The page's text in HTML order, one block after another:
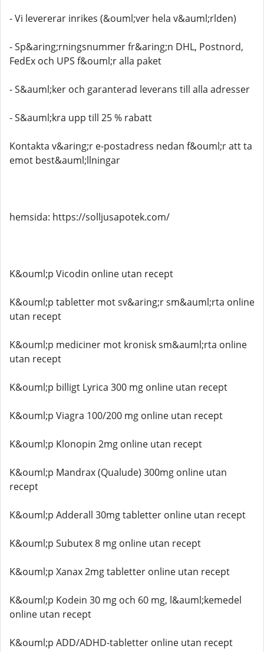
- Vi levererar inrikes (&ouml;ver hela v&auml;rlden)
- Sp&aring;rningsnummer fr&aring;n DHL, Postnord,
FedEx och UPS f&ouml;r alla paket
- S&auml;ker och garanterad leverans till alla adresser
- S&auml;kra upp till 25 % rabatt
Kontakta v&aring;r e-postadress nedan f&ouml;r att ta
emot best&auml;llningar
hemsida: https://solljusapotek.com/
K&ouml;p Vicodin online utan recept
K&ouml;p tabletter mot sv&aring;r sm&auml;rta online
utan recept
K&ouml;p mediciner mot kronisk sm&auml;rta online
utan recept
K&ouml;p billigt Lyrica 300 mg online utan recept
K&ouml;p Viagra 100/200 mg online utan recept
K&ouml;p Klonopin 2mg online utan recept
K&ouml;p Mandrax (Qualude) 300mg online utan
recept
K&ouml;p Adderall 30mg tabletter online utan recept
K&ouml;p Subutex 8 mg online utan recept
K&ouml;p Xanax 2mg tabletter online utan recept
K&ouml;p Kodein 30 mg och 60 mg, l&auml;kemedel
online utan recept
K&ouml;p ADD/ADHD-tabletter online utan recept